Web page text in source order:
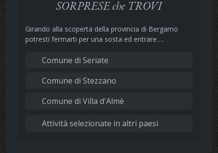
SORPRESE che TROVI
Girando alla scoperta della provincia di Bergamo
potresti fermarti per una sosta ed entrare….
Comune di Seriate
Comune di Stezzano
Comune di Villa d'Almè
Attività selezionate in altri paesi